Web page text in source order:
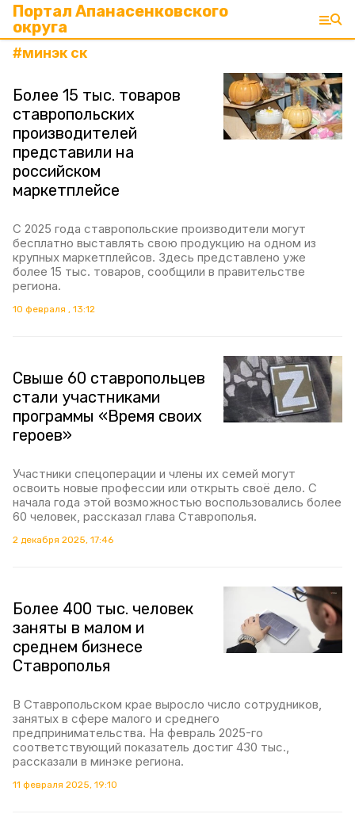
Портал Апанасенковского
округа
#минэк ск
Более 15 тыс. товаров
ставропольских
производителей
представили на
российском
маркетплейсе
С 2025 года ставропольские производители могут
бесплатно выставлять свою продукцию на одном из
крупных маркетплейсов. Здесь представлено уже
более 15 тыс. товаров, сообщили в правительстве
региона.
10 февраля , 13:12
Свыше 60 ставропольцев
стали участниками
программы «Время своих
героев»
Участники спецоперации и члены их семей могут
освоить новые профессии или открыть своё дело. С
начала года этой возможностью воспользовались более
60 человек, рассказал глава Ставрополья.
2 декабря 2025, 17:46
Более 400 тыс. человек
заняты в малом и
среднем бизнесе
Ставрополья
В Ставропольском крае выросло число сотрудников,
занятых в сфере малого и среднего
предпринимательства. На февраль 2025-го
соответствующий показатель достиг 430 тыс.,
рассказали в минэке региона.
11 февраля 2025, 19:10